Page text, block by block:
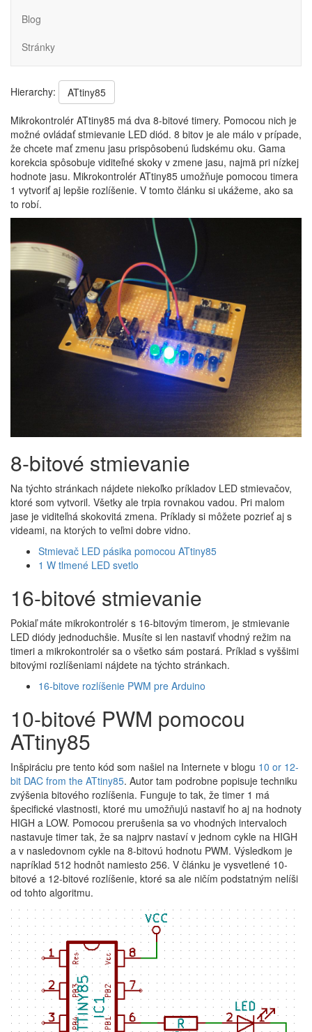
Blog
Stránky
Hierarchy:
ATtiny85
Mikrokontrolér ATtiny85 má dva 8-bitové timery. Pomocou nich je
možné ovládať stmievanie LED diód. 8 bitov je ale málo v prípade,
že chcete mať zmenu jasu prispôsobenú ľudskému oku. Gama
korekcia spôsobuje viditeľné skoky v zmene jasu, najmä pri nízkej
hodnote jasu. Mikrokontrolér ATtiny85 umožňuje pomocou timera
1 vytvoriť aj lepšie rozlíšenie. V tomto článku si ukážeme, ako sa
to robí.
8-bitové stmievanie
Na týchto stránkach nájdete niekoľko príkladov LED stmievačov,
ktoré som vytvoril. Všetky ale trpia rovnakou vadou. Pri malom
jase je viditeľná skokovitá zmena. Príklady si môžete pozrieť aj s
videami, na ktorých to veľmi dobre vidno.
Stmievač LED pásika pomocou ATtiny85
1 W tlmené LED svetlo
16-bitové stmievanie
Pokiaľ máte mikrokontrolér s 16-bitovým timerom, je stmievanie
LED diódy jednoduchšie. Musíte si len nastaviť vhodný režim na
timeri a mikrokontrolér sa o všetko sám postará. Príklad s vyššimi
bitovými rozlíšeniami nájdete na týchto stránkach.
16-bitove rozlíšenie PWM pre Arduino
10-bitové PWM pomocou
ATtiny85
Inšpiráciu pre tento kód som našiel na Internete v blogu 10 or 12-
bit DAC from the ATtiny85. Autor tam podrobne popisuje techniku
zvýšenia bitového rozlíšenia. Funguje to tak, že timer 1 má
špecifické vlastnosti, ktoré mu umožňujú nastaviť ho aj na hodnoty
HIGH a LOW. Pomocou prerušenia sa vo vhodných intervaloch
nastavuje timer tak, že sa najprv nastaví v jednom cykle na HIGH
a v nasledovnom cykle na 8-bitovú hodnotu PWM. Výsledkom je
napríklad 512 hodnôt namiesto 256. V článku je vysvetlené 10-
bitové a 12-bitové rozlíšenie, ktoré sa ale ničím podstatným nelíši
od tohto algoritmu.